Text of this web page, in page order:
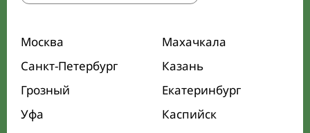
Москва
Махачкала
Санкт-Петербург
Казань
Грозный
Екатеринбург
Уфа
Каспийск